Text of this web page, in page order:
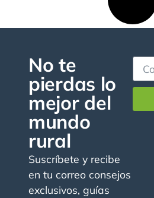
No te
pierdas lo
mejor del
mundo
rural
Suscríbete y recibe
en tu correo consejos
exclusivos, guías